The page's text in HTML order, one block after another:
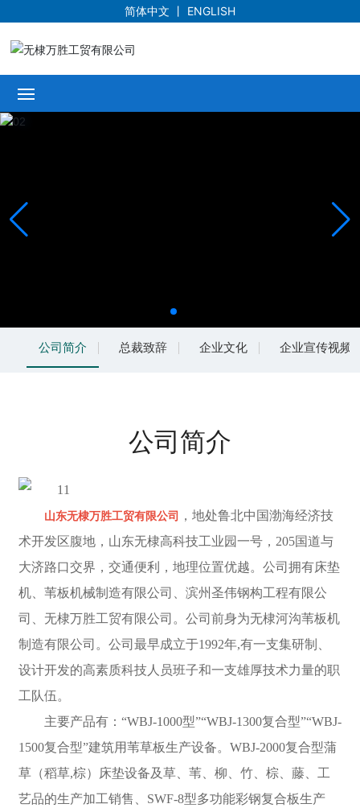
简体中文 丨 ENGLISH
联系我们
公司简介 总裁致辞 企业文化 企业宣传视频
公司简介
山东无棣万胜工贸有限公司
，地处鲁北中国渤海经济技
术开发区腹地，山东无棣高科技工业园一号，205国道与
大济路口交界，交通便利，地理位置优越。公司拥有床垫
机、苇板机械制造有限公司、滨州圣伟钢构工程有限公
司、无棣万胜工贸有限公司。公司前身为无棣河沟苇板机
制造有限公司。公司最早成立于1992年,有一支集研制、
设计开发的高素质科技人员班子和一支雄厚技术力量的职
工队伍。
主要产品有：“WBJ-1000型”“WBJ-1300复合型”“WBJ-
1500复合型”建筑用苇草板生产设备。WBJ-2000复合型蒲
草（稻草,棕）床垫设备及草、苇、柳、竹、棕、藤、工
艺品的生产加工销售、SWF-8型多功能彩钢复合板生产